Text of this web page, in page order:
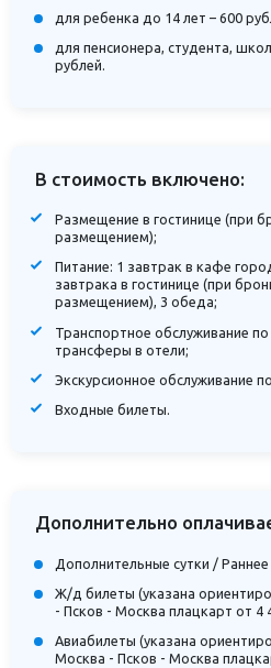
для ребенка до 14 лет – 600
для пенсионера, студента,
рублей.
В стоимость включено:
Размещение в гостинице (при
размещением);
Питание: 1 завтрак в кафе
завтрака в гостинице (при
размещением), 3 обеда;
Транспортное обслуживание
трансферы в отели;
Экскурсионное обслуживание
Входные билеты.
Дополнительно
Дополнительные сутки /
Ж/д билеты (указана
- Псков - Москва плацкарт от 4
Авиабилеты (указана
Москва - Псков - Москва